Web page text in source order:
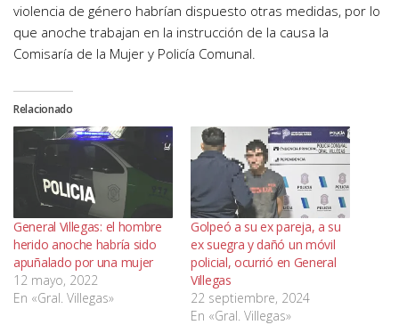
violencia de género habrían dispuesto otras medidas, por lo
que anoche trabajan en la instrucción de la causa la
Comisaría de la Mujer y Policía Comunal.
Relacionado
General Villegas: el hombre
herido anoche habría sido
apuñalado por una mujer
12 mayo, 2022
En «Gral. Villegas»
Golpeó a su ex pareja, a su
ex suegra y dañó un móvil
policial, ocurrió en General
Villegas
22 septiembre, 2024
En «Gral. Villegas»